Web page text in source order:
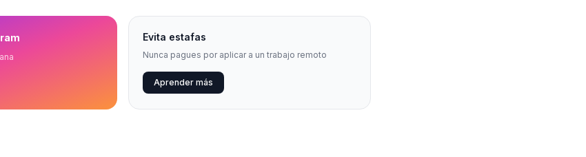
Evita estafas
Nunca pagues por aplicar a un trabajo remoto
Aprender más